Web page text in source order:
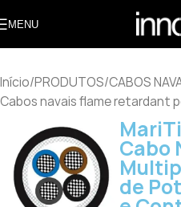
MENU
Início/PRODUTOS/CABOS
Cabos navais flame retardant
Cabo
de